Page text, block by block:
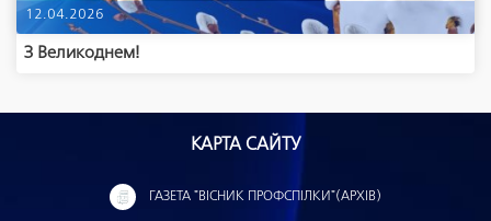
12.04.2026
З Великоднем!
КАРТА САЙТУ
ГАЗЕТА "ВІСНИК ПРОФСПІЛКИ"(АРХІВ)